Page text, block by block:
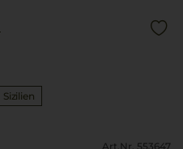
Sizilien
Art.Nr. 553647